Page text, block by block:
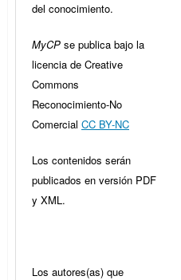
del conocimiento.
MyCP se publica bajo la
licencia de Creative
Commons
Reconocimiento-No
Comercial CC BY-NC
Los contenidos serán
publicados en versión PDF
y XML.
Los autores(as) que